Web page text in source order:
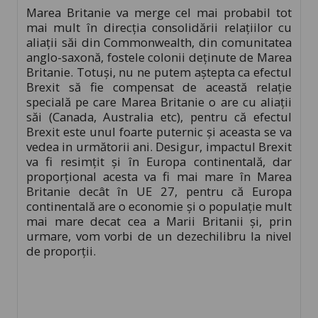
Marea Britanie va merge cel mai probabil tot
mai mult în direcția consolidării relațiilor cu
aliații săi din Commonwealth, din comunitatea
anglo-saxonă, fostele colonii deținute de Marea
Britanie. Totuși, nu ne putem aștepta ca efectul
Brexit să fie compensat de această relație
specială pe care Marea Britanie o are cu aliații
săi (Canada, Australia etc), pentru că efectul
Brexit este unul foarte puternic și aceasta se va
vedea in următorii ani. Desigur, impactul Brexit
va fi resimțit și în Europa continentală, dar
proporțional acesta va fi mai mare în Marea
Britanie decât în UE 27, pentru că Europa
continentală are o economie și o populație mult
mai mare decat cea a Marii Britanii și, prin
urmare, vom vorbi de un dezechilibru la nivel
de proporții.